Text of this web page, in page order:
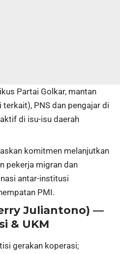
Partai Golkar, mantan
PNS dan pengajar di
di isu-isu daerah
komitmen melanjutkan
pekerja migran dan
antar-institusi
PMI.
Juliantono) —
& UKM
gerakan koperasi;